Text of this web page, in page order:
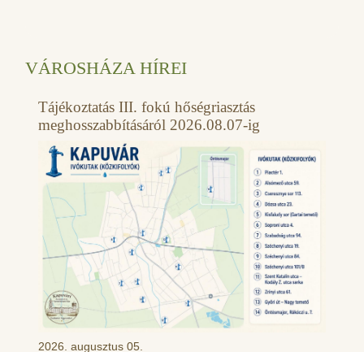
VÁROSHÁZA HÍREI
Tájékoztatás III. fokú hőségriasztás
meghosszabbításáról 2026.08.07-ig
2026. augusztus 05.